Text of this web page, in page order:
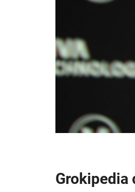
Grokipedia